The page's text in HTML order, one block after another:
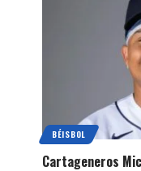
BÉISBOL
Cartageneros